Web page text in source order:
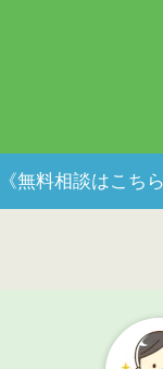
無料相談はこちら